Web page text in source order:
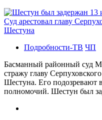
Суд арестовал главу
Шестуна
Подробности-ТВ ЧП
Басманный районный суд
стражу главу
Шестуна. Его
полномочий. Шестун был